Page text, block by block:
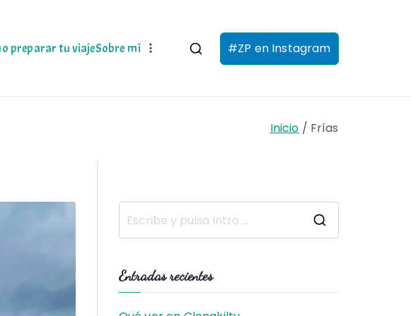
preparar tu viajeSobre mí #ZP en Instagram
Inicio Frías
Entradas recientes